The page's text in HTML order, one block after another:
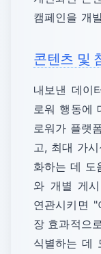
캠페인을 개
콘텐츠 및
내보낸 데이
로워 행동에
로워가 플랫
고, 최대 가
화하는 데 도
와 개별 게
연관시키면
장 효과적으
식별하는 데